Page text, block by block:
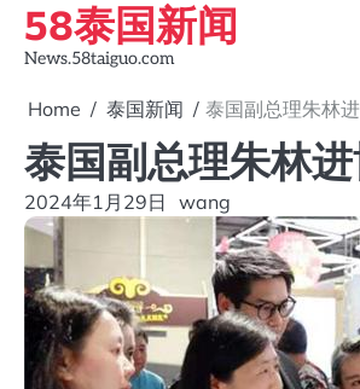
Skip
content
58泰国新闻
News.58taiguo.com
Home 泰国新闻 泰国副总理朱林
泰国副总理朱林
2024年1月29日 wang